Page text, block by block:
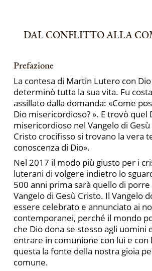
DAL CONFLITTO ALLA
Prefazione
La contesa di Martin Lutero con
determinò tutta la sua vita. Fu
assillato dalla domanda: «Come
Dio misericordioso? ». E trovò quel
misericordioso nel Vangelo di
Cristo crocifisso si trovano la vera
conoscenza di Dio».
Nel 2017 il modo più giusto per i
luterani di volgere indietro lo
500 anni prima sarà quello di
Vangelo di Gesù Cristo. Il Vangelo
essere celebrato e annunciato ai
contemporanei, perché il mondo
che Dio dona se stesso agli uomini
entrare in comunione con lui e con
questa la fonte della nostra gioia
comune.